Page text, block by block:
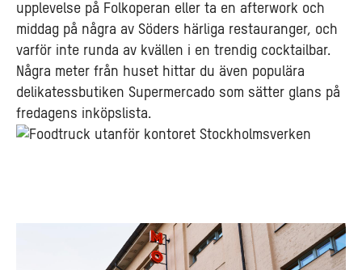
upplevelse på Folkoperan eller ta en afterwork och
middag på några av Söders härliga restauranger, och
varför inte runda av kvällen i en trendig cocktailbar.
Några meter från huset hittar du även populära
delikatessbutiken Supermercado som sätter glans på
fredagens inköpslista.